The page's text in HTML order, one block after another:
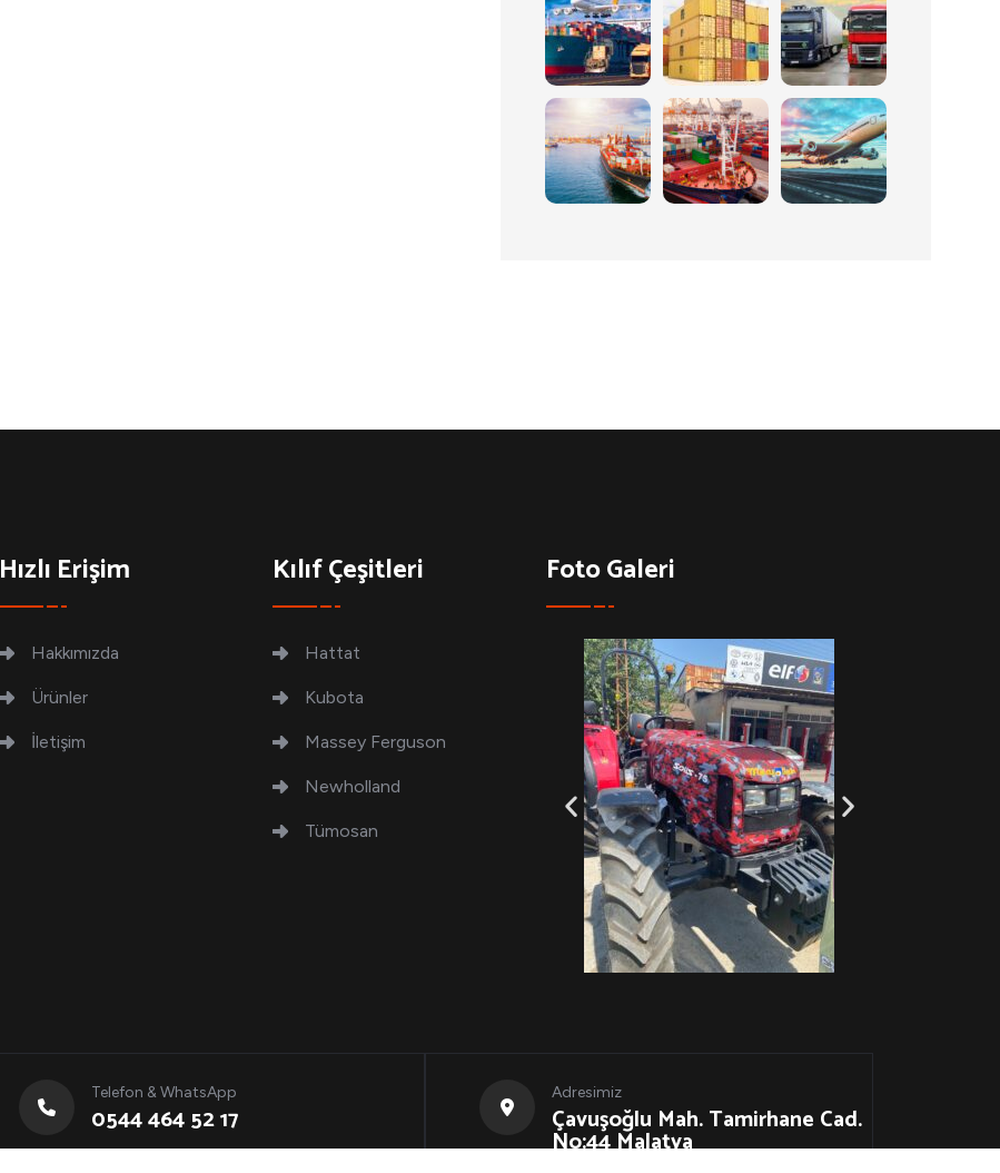
Hızlı Erişim
Hakkımızda
Ürünler
İletişim
Kılıf Çeşitleri
Hattat
Kubota
Massey Ferguson
Newholland
Tümosan
Foto Galeri
Telefon & WhatsApp
0544 464 52 17
Adresimiz
Çavuşoğlu Mah. Tamirhane Cad.
No:44 Malatya